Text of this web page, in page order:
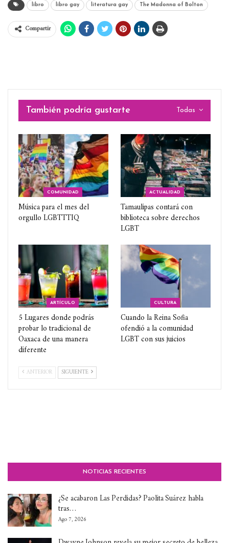
libro libro gay literatura gay The Madonna of Bolton
Compartir
Todas
También podría gustarte
COMUNIDAD
Música para el mes del
orgullo LGBTTTIQ
ACTUALIDAD
Tamaulipas contará con
biblioteca sobre derechos
LGBT
ARTÍCULO
5 Lugares donde podrás
probar lo tradicional de
Oaxaca de una manera
diferente
CULTURA
Cuando la Reina Sofia
ofendió a la comunidad
LGBT con sus juicios
ANTERIOR SIGUIENTE
NOTICIAS RECIENTES
¿Se acabaron Las Perdidas? Paolita Suárez habla
tras…
Ago 7, 2026